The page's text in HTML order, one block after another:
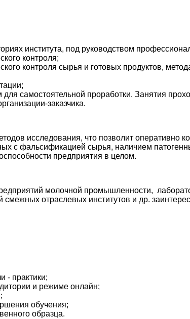
института, под руководством
контроля;
контроля сырья и готовых продуктов,
самостоятельной проработки. Занятия
заказчика.
исследования, что позволит оперативно
с фальсификацией сырья, наличием
предприятия в целом.
молочной промышленности,
отраслевых институтов и др.
- практики;
и режиме онлайн;
обучения;
образца.